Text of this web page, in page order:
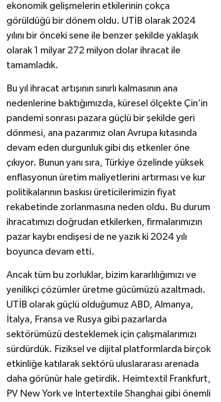
ekonomik gelişmelerin etkilerinin çokça
görüldüğü bir dönem oldu. UTİB olarak 2024
yılını bir önceki sene ile benzer şekilde yaklaşık
olarak 1 milyar 272 milyon dolar ihracat ile
tamamladık.
Bu yıl ihracat artışının sınırlı kalmasının ana
nedenlerine baktığımızda, küresel ölçekte Çin’in
pandemi sonrası pazara güçlü bir şekilde geri
dönmesi, ana pazarımız olan Avrupa kıtasında
devam eden durgunluk gibi dış etkenler öne
çıkıyor. Bunun yanı sıra, Türkiye özelinde yüksek
enflasyonun üretim maliyetlerini artırması ve kur
politikalarının baskısı üreticilerimizin fiyat
rekabetinde zorlanmasına neden oldu. Bu durum
ihracatımızı doğrudan etkilerken, firmalarımızın
pazar kaybı endişesi de ne yazık ki 2024 yılı
boyunca devam etti.
Ancak tüm bu zorluklar, bizim kararlılığımızı ve
yenilikçi çözümler üretme gücümüzü azaltmadı.
UTİB olarak güçlü olduğumuz ABD, Almanya,
İtalya, Fransa ve Rusya gibi pazarlarda
sektörümüzü desteklemek için çalışmalarımızı
sürdürdük. Fiziksel ve dijital platformlarda birçok
etkinliğe katılarak sektörü uluslararası arenada
daha görünür hale getirdik. Heimtextil Frankfurt,
PV New York ve Intertextile Shanghai gibi önemli